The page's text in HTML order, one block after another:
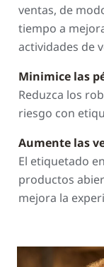
ventas, de
tiempo a
actividades de
Minimice las
Reduzca los
riesgo con
Aumente las
El etiquetado
productos
mejora la